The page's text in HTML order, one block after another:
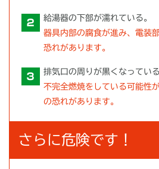
給湯器の下部が濡れている。
器具内部の腐食が進み、電装
恐れがあります。
排気口の周りが黒くなっている
不完全燃焼をしている可能性
の恐れがあります。
さらに危険です！